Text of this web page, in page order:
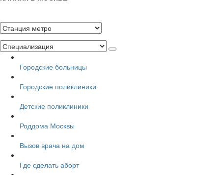
Городские больницы
Городские поликлиники
Детские поликлиники
Роддома Москвы
Вызов врача на дом
Где сделать аборт